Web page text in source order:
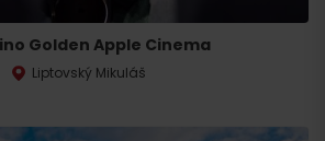
Golden Apple Cinema
Liptovský Mikuláš